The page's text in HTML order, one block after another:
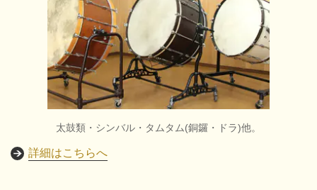
太鼓類・シンバル・タムタム(銅鑼・ドラ)他。
詳細はこちらへ